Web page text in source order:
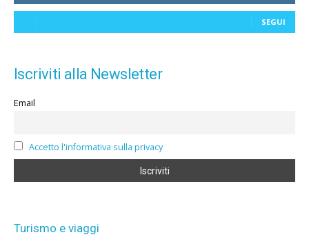
SEGUI
Iscriviti alla Newsletter
Email
Accetto l'informativa sulla privacy
Turismo e viaggi